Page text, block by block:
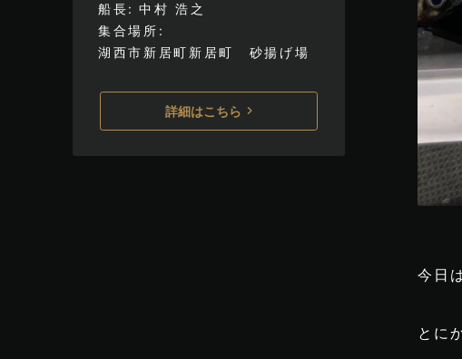
今日
とに
船長
中村 浩之
集合場所
湖西市新居町新居町 砂揚げ場
詳細はこちら